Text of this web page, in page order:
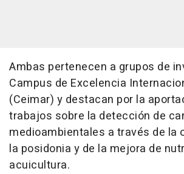
Ambas pertenecen a grupos de
Campus de Excelencia
(Ceimar) y destacan por la
trabajos sobre la detección de
medioambientales a través de la
la posidonia y de la mejora de
acuicultura.